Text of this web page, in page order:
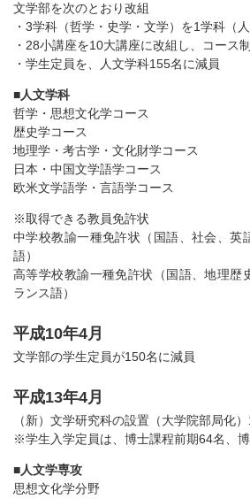
文学部を次のとおり改組
・3学科（哲学・史学・文学）を1学科（
・28小講座を10大講座に改組し、コース
・学生定員を、人文学科155名に減員
■人文学科
哲学・思想文化学コース
歴史学コース
地理学・考古学・文化財学コース
日本・中国文学語学コース
欧米文学語学・言語学コース
※取得できる教員免許状
中学校教諭一種免許状（国語、社会、英
語）
高等学校教諭一種免許状（国語、地理歴
ランス語）
平成10年4月
文学部の学生定員が150名に減員
平成13年4月
（新）文学研究科の設置（大学院部局化
※学生入学定員は、博士課程前期64名、
■人文学専攻
思想文化学分野